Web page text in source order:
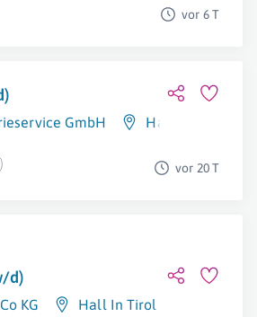
vor 6 T
GmbH Hall In Tirol
vor 20 T
d)
KG Hall In Tirol